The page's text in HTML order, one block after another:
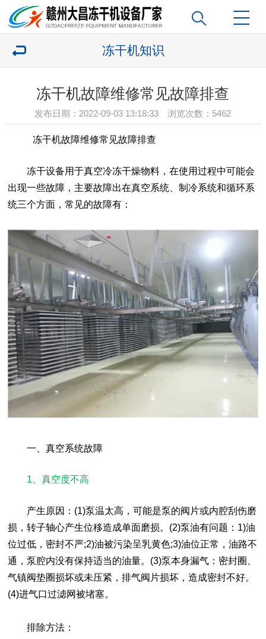
冻干机知识
冻干机故障维修常见故障排查
发布日期：2022-09-03 13:18:33 浏览次数： 5462
冻干机故障维修常见故障排查
冻干设备用于真空冷冻干燥物料，在使用过程中可能会
出现一些故障，主要故障出在真空系统、制冷系统和循环系
统三个方面，常见的故障有：
一、真空系统故障
1、真空度不高
产生原因：(1)泵温太高，可能是泵的阀片或内腔刮伤磨
损，转子轴心产生位移造成单面磨损。(2)泵油有问题：1)油
位过低，密封不严;2)油被污染呈乳黄色;3)油位正常，油路不
通，泵腔内没有保持适当的油量。(3)泵本身漏气：密封圈、
气镇阀垫圈损坏或未压紧，排气阀片损坏，造成密封不好。
(4)进气口过滤网被堵塞。
排除方法：